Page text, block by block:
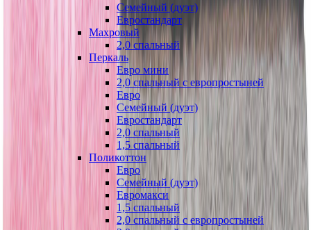
Семейный (дуэт)
Евростандарт
Махровый
2,0 спальный
Перкаль
Евро мини
2,0 спальный с европростыней
Евро
Семейный (дуэт)
Евростандарт
2,0 спальный
1,5 спальный
Поликоттон
Евро
Семейный (дуэт)
Евромакси
1,5 спальный
2,0 спальный с европростыней